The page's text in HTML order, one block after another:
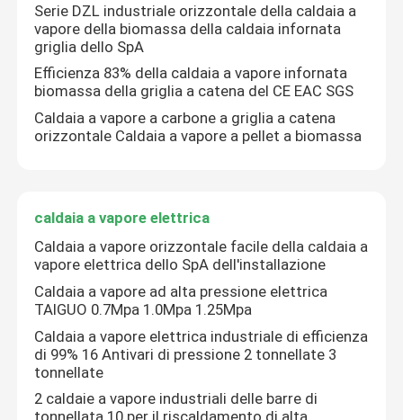
Casa
Serie DZL industriale orizzontale della caldaia a
vapore della biomassa della caldaia infornata
griglia dello SpA
Efficienza 83% della caldaia a vapore infornata
biomassa della griglia a catena del CE EAC SGS
Caldaia a vapore a carbone a griglia a catena
orizzontale Caldaia a vapore a pellet a biomassa
caldaia a vapore elettrica
Caldaia a vapore orizzontale facile della caldaia a
vapore elettrica dello SpA dell'installazione
Caldaia a vapore ad alta pressione elettrica
TAIGUO 0.7Mpa 1.0Mpa 1.25Mpa
Caldaia a vapore elettrica industriale di efficienza
di 99% 16 Antivari di pressione 2 tonnellate 3
tonnellate
2 caldaie a vapore industriali delle barre di